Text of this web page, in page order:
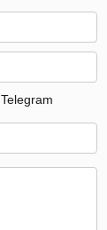
Telegram